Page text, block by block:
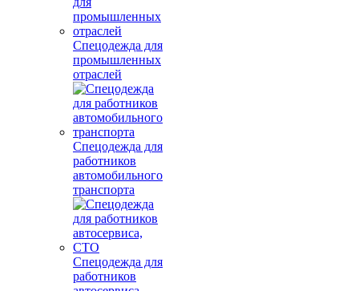
Спецодежда для
промышленных
отраслей
Спецодежда для
работников
автомобильного
транспорта
Спецодежда для
работников